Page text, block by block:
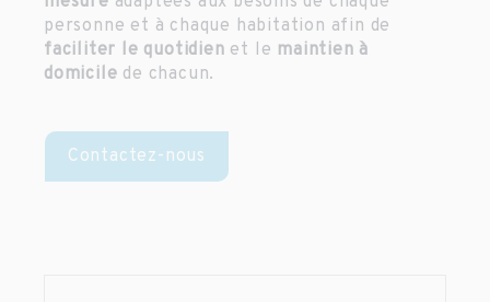
personne et à chaque habitation afin de
faciliter le quotidien et le maintien à
domicile de chacun.
Contactez-nous